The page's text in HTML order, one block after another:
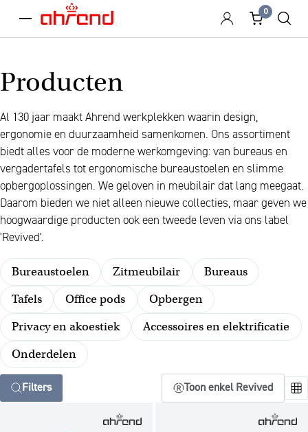
menu
0
Producten
Al 130 jaar maakt Ahrend werkplekken waarin design,
ergonomie en duurzaamheid samenkomen. Ons assortiment
biedt alles voor de moderne werkomgeving: van bureaus en
vergadertafels tot ergonomische bureaustoelen en slimme
opbergoplossingen. We geloven in meubilair dat lang meegaat.
Daarom bieden we niet alleen nieuwe collecties, maar geven we
hoogwaardige producten ook een tweede leven via ons label
'Revived'.
Bureaustoelen Zitmeubilair
Bureaus
Tafels
Office pods
Opbergen
Privacy en akoestiek
Accessoires en elektrificatie
Onderdelen
Filters Toon enkel Revived